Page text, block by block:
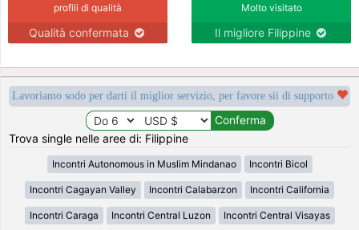
profili di qualità
Qualità confermata
Molto visitato
Il migliore Filippine
Lavoriamo sodo per darti il miglior servizio, per favore sii di supporto
Trova single nelle aree di: Filippine
Incontri Autonomous in Muslim Mindanao Incontri Bicol
Incontri Cagayan Valley Incontri Calabarzon Incontri California
Incontri Caraga Incontri Central Luzon Incontri Central Visayas